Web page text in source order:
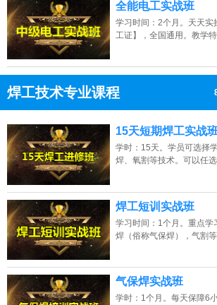
全能电工实战班
学习时间：2个月。天天实
工证】，全国通用。教学
焊工技术专业课程
点击免费咨询电话：15天短期焊工实战
学时：15天。学员可选择
焊、氧割等技术。可以任
焊工短训实战班
学习时间：1个月。重点学
焊（俗称气保焊），气割
气保焊实战班
学时：1个月。每天保障6